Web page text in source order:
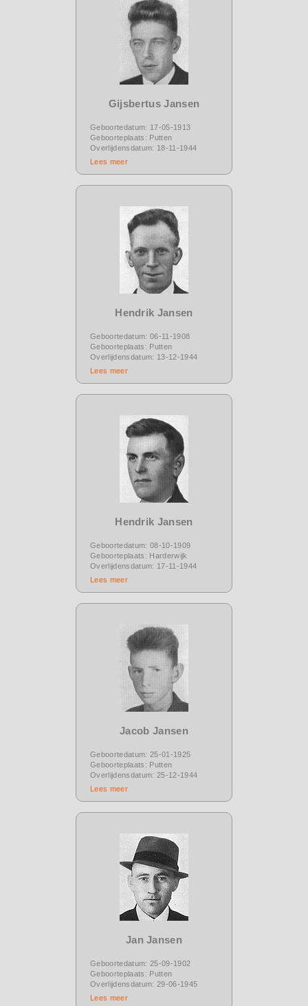
Gijsbertus Jansen
Geboortedatum: 17-05-1913
Geboorteplaats: Putten
Overlijdensdatum: 18-11-1944
Lees meer
Hendrik Jansen
Geboortedatum: 06-11-1908
Geboorteplaats: Putten
Overlijdensdatum: 13-12-1944
Lees meer
Hendrik Jansen
Geboortedatum: 08-10-1909
Geboorteplaats: Harderwijk
Overlijdensdatum: 17-11-1944
Lees meer
Jacob Jansen
Geboortedatum: 25-01-1925
Geboorteplaats: Putten
Overlijdensdatum: 25-12-1944
Lees meer
Jan Jansen
Geboortedatum: 25-09-1902
Geboorteplaats: Putten
Overlijdensdatum: 29-06-1945
Lees meer